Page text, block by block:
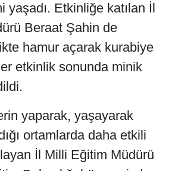
yaşadı. Etkinliğe katılan İl
Beraat Şahin de
hamur açarak kurabiye
etkinlik sonunda minik
yaparak, yaşayarak
ortamlarda daha etkili
İl Milli Eğitim Müdürü